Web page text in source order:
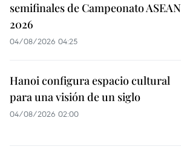
semifinales de Campeonato ASEAN
2026
04/08/2026 04:25
Hanoi configura espacio cultural
para una visión de un siglo
04/08/2026 02:00